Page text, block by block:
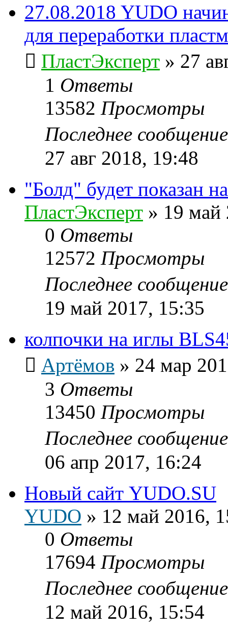
27.08.2018 YUDO
для переработки
ПластЭксперт » 27
1 Ответы
13582 Просмотры
Последнее
27 авг 2018, 19:48
"Болд" будет показан
ПластЭксперт » 19 май
0 Ответы
12572 Просмотры
Последнее
19 май 2017, 15:35
колпочки на иглы
Артёмов » 24 мар
3 Ответы
13450 Просмотры
Последнее
06 апр 2017, 16:24
Новый сайт YUDO.SU
YUDO » 12 май 2016,
0 Ответы
17694 Просмотры
Последнее
12 май 2016, 15:54